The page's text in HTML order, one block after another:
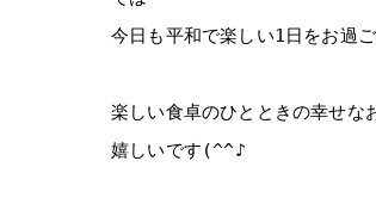
今日も平和で楽しい1日をお過
楽しい食卓のひとときの幸せな
嬉しいです(^^♪